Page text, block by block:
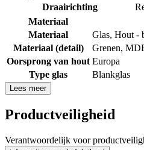
Draairichting
Materiaal
Materiaal
Glas, Hout -
Materiaal (detail)
Grenen,
Oorsprong van hout Europa
Type glas
Blankglas
Lees meer
Productveiligheid
Verantwoordelijk voor